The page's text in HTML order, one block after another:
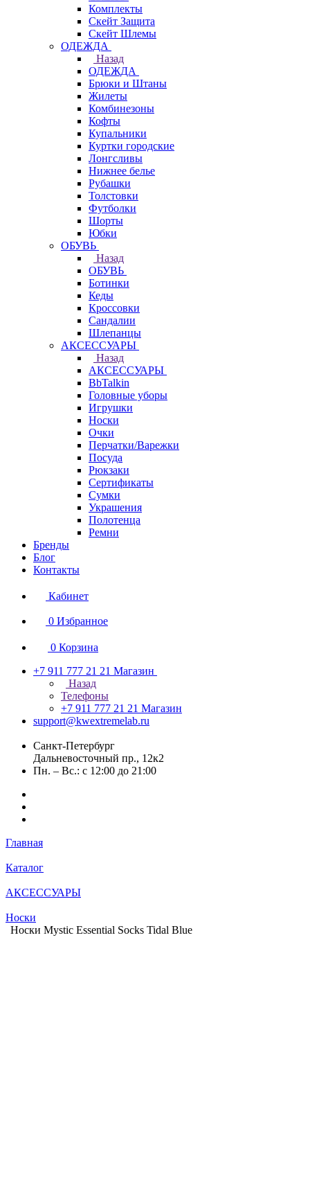
Комплекты
Скейт Защита
Скейт Шлемы
ОДЕЖДА
Назад
ОДЕЖДА
Брюки и Штаны
Жилеты
Комбинезоны
Кофты
Купальники
Куртки городские
Лонгсливы
Нижнее белье
Рубашки
Толстовки
Футболки
Шорты
Юбки
ОБУВЬ
Назад
ОБУВЬ
Ботинки
Кеды
Кроссовки
Сандалии
Шлепанцы
АКСЕССУАРЫ
Назад
АКСЕССУАРЫ
BbTalkin
Головные уборы
Игрушки
Носки
Очки
Перчатки/Варежки
Посуда
Рюкзаки
Сертификаты
Сумки
Украшения
Полотенца
Ремни
Бренды
Блог
Контакты
Кабинет
0 Избранное
0 Корзина
+7 911 777 21 21 Магазин
Назад
Телефоны
+7 911 777 21 21 Магазин
support@kwextremelab.ru
Санкт-Петербург
Дальневосточный пр., 12к2
Пн. – Вс.: с 12:00 до 21:00
Главная
Каталог
АКСЕССУАРЫ
Носки
Носки Mystic Essential Socks Tidal Blue